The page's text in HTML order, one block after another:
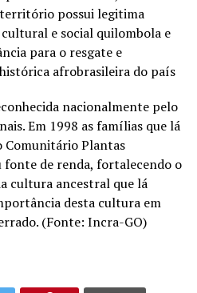
possui legitima
e social quilombola e
para o resgate e
afrobrasileira do país
nacionalmente pelo
Em 1998 as famílias que lá
Comunitário Plantas
fonte de renda, fortalecendo o
cultura ancestral que lá
desta cultura em
(Fonte: Incra-GO)